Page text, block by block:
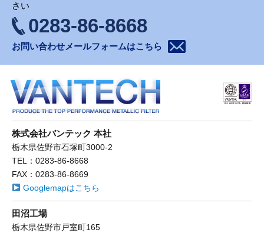
さい
0283-86-8668
お問い合わせメールフォームはこちら
株式会社バンテック 本社
栃木県佐野市石塚町3000-2
TEL：0283-86-8668
FAX：0283-86-8669
Googlemapはこちら
田沼工場
栃木県佐野市戸室町165